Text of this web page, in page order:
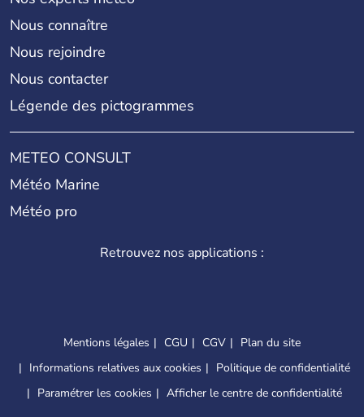
Nous connaître
Nous rejoindre
Nous contacter
Légende des pictogrammes
METEO CONSULT
Météo Marine
Météo pro
Retrouvez nos applications :
Mentions légales CGU CGV
Plan du site
Informations relatives aux cookies
Politique de confidentialité
Paramétrer les cookies
Afficher le centre de confidentialité